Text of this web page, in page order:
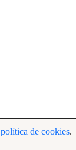
política de cookies.